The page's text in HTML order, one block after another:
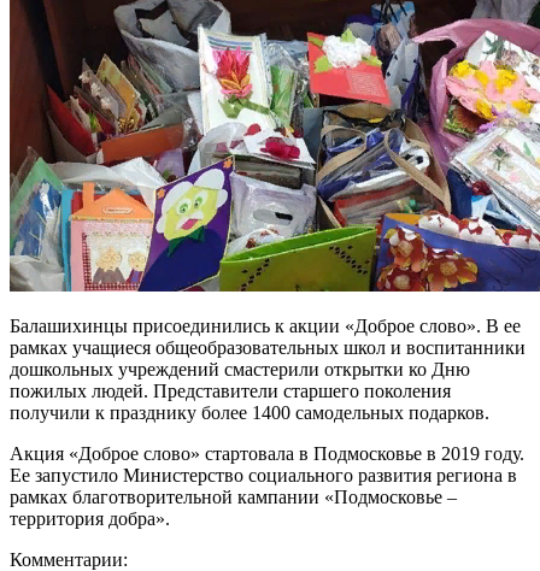
Балашихинцы присоединились к акции «Доброе слово». В ее
рамках учащиеся общеобразовательных школ и воспитанники
дошкольных учреждений смастерили открытки ко Дню
пожилых людей. Представители старшего поколения
получили к празднику более 1400 самодельных подарков.
Акция «Доброе слово» стартовала в Подмосковье в 2019 году.
Ее запустило Министерство социального развития региона в
рамках благотворительной кампании «Подмосковье –
территория добра».
Комментарии: